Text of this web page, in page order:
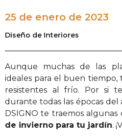
25 de enero de 2023
Diseño de Interiores
Aunque muchas de las
ideales para el buen tiempo,
resistentes al frío. Por si
durante todas las épocas
DSIGNO te traemos algunas
de invierno para tu jardín.